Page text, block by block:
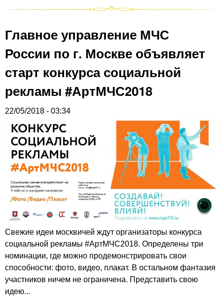
Главное управление МЧС
России по г. Москве объявляет
старт конкурса социальной
рекламы #АртМЧС2018
22/05/2018 - 03:34
Свежие идеи москвичей ждут организаторы конкурса
социальной рекламы #АртМЧС2018. Определены три
номинации, где можно продемонстрировать свои
способности: фото, видео, плакат. В остальном фантазия
участников ничем не ограничена. Представить свою
идею...